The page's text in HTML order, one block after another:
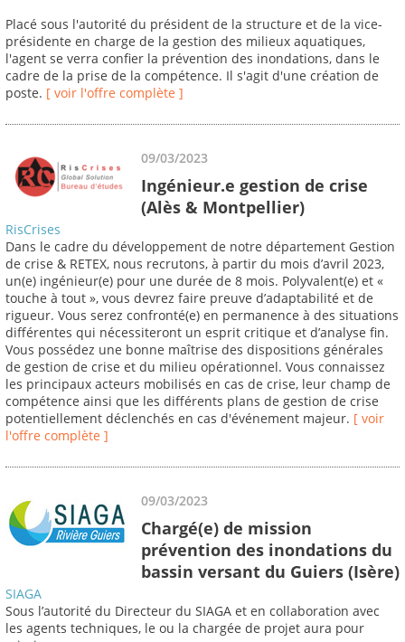
Placé sous l'autorité du président de la structure et de la vice-
présidente en charge de la gestion des milieux aquatiques,
l'agent se verra confier la prévention des inondations, dans le
cadre de la prise de la compétence. Il s'agit d'une création de
poste. [ voir l'offre complète ]
09/03/2023
Ingénieur.e gestion de crise
(Alès & Montpellier)
RisCrises
Dans le cadre du développement de notre département Gestion
de crise & RETEX, nous recrutons, à partir du mois d’avril 2023,
un(e) ingénieur(e) pour une durée de 8 mois. Polyvalent(e) et «
touche à tout », vous devrez faire preuve d’adaptabilité et de
rigueur. Vous serez confronté(e) en permanence à des situations
différentes qui nécessiteront un esprit critique et d’analyse fin.
Vous possédez une bonne maîtrise des dispositions générales
de gestion de crise et du milieu opérationnel. Vous connaissez
les principaux acteurs mobilisés en cas de crise, leur champ de
compétence ainsi que les différents plans de gestion de crise
potentiellement déclenchés en cas d'événement majeur. [ voir
l'offre complète ]
09/03/2023
Chargé(e) de mission
prévention des inondations du
bassin versant du Guiers (Isère)
SIAGA
Sous l’autorité du Directeur du SIAGA et en collaboration avec
les agents techniques, le ou la chargée de projet aura pour